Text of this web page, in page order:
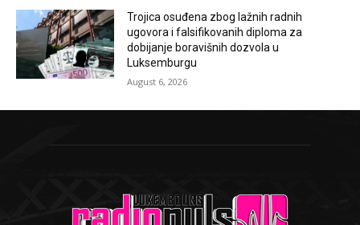
Trojica osuđena zbog lažnih radnih
ugovora i falsifikovanih diploma za
dobijanje boravišnih dozvola u
Luksemburgu
August 6, 2026